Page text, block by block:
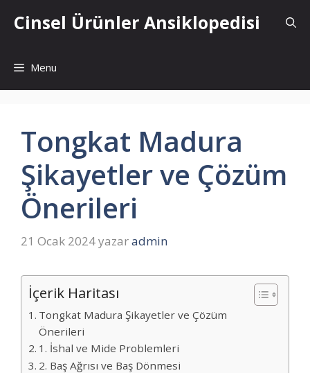
atlaCinsel Ürünler Ansiklopedisi
Menu
Tongkat Madura
Şikayetler ve Çözüm
Önerileri
21 Ocak 2024yazaradmin
İçerik Haritası
Tongkat Madura Şikayetler ve Çözüm
Önerileri
1. İshal ve Mide Problemleri
2. Baş Ağrısı ve Baş Dönmesi